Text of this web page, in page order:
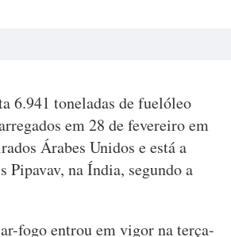
6.941 toneladas de fuelóleo
em 28 de fevereiro em
Árabes Unidos e está a
Pipavav, na Índia, segundo a
fogo entrou em vigor na terça-